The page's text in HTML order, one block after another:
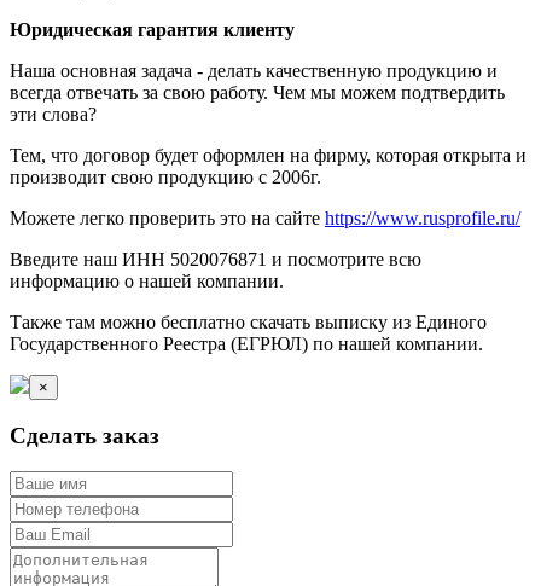
Юридическая гарантия клиенту
Наша основная задача - делать качественную продукцию и
всегда отвечать за свою работу. Чем мы можем подтвердить
эти слова?
Тем, что договор будет оформлен на фирму, которая открыта и
производит свою продукцию с 2006г.
Можете легко проверить это на сайте https://www.rusprofile.ru/
Введите наш ИНН 5020076871 и посмотрите всю
информацию о нашей компании.
Также там можно бесплатно скачать выписку из Единого
Государственного Реестра (ЕГРЮЛ) по нашей компании.
×
Сделать заказ